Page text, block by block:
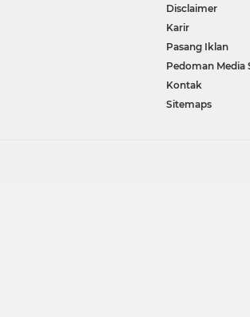
Disclaimer
Karir
Pasang Iklan
Pedoman Media
Kontak
Sitemaps